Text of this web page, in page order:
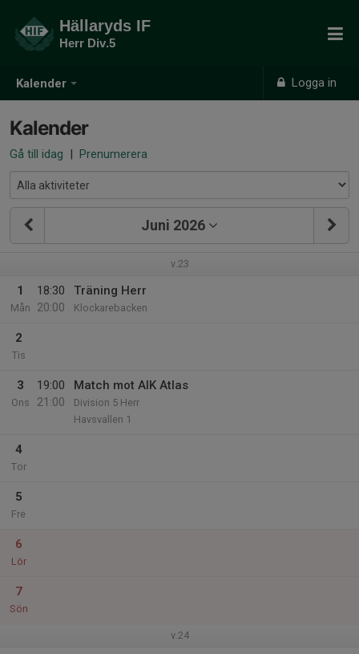
Kalender Logga in
Hällaryds IF
Herr Div.5
Kalender
Gå till idag | Prenumerera
Juni 2026
v.23
1
Mån
18:30
20:00
Träning Herr
Klockarebacken
2
Tis
3
Ons
19:00
21:00
Match mot AIK Atlas
Division 5 Herr
Havsvallen 1
4
Tor
5
Fre
6
Lör
7
Sön
v.24